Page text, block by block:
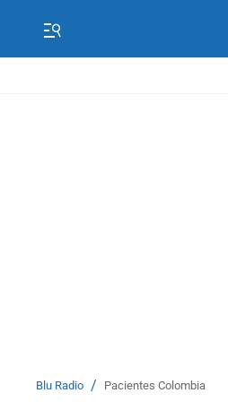
Blu Radio / Pacientes Colombia